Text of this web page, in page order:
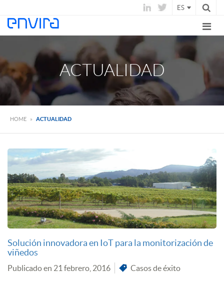
ES
ACTUALIDAD
HOME » ACTUALIDAD
Solución innovadora en IoT para la monitorización de
viñedos
Publicado en 21 febrero, 2016 Casos de éxito